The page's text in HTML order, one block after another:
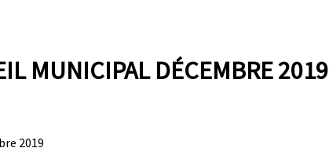
MUNICIPAL DÉCEMBRE 2019
2019